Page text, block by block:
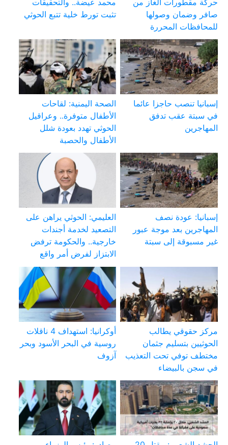
صافر وضمان وصولها
للمحافظات المحررة
تثبت تورط خلية تتبع الحوثي
إسبانيا تنصب حاجزا عائما
في سبتة عقب تدفق
المهاجرين
الصحة اليمنية: لقاحات
الأطفال متوفرة.. وعراقيل
الحوثي تهدد بعودة شلل
الأطفال والحصبة
إسبانيا: عودة نصف
المهاجرين بعد موجة عبور
غير مسبوقة إلى سبتة
العليمي: الحوثي يراهن على
التصعيد لخدمة أجندات
خارجية.. والحكومة ترفض
الابتزاز لفرض أمر واقع
مركز حقوقي يطالب
الحوثيين بتسليم جثمان
مختطف توفي تحت التعذيب
في سجن بالبيضاء
أوكرانيا: استهداف 4 ناقلات
روسية في البحر الأسود وبحر
آزوف